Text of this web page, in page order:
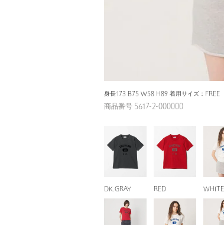
身長173 B75 W58 H89 着用サイズ：FREE
商品番号 5617-2-000000
DK.GRAY RED WHITE